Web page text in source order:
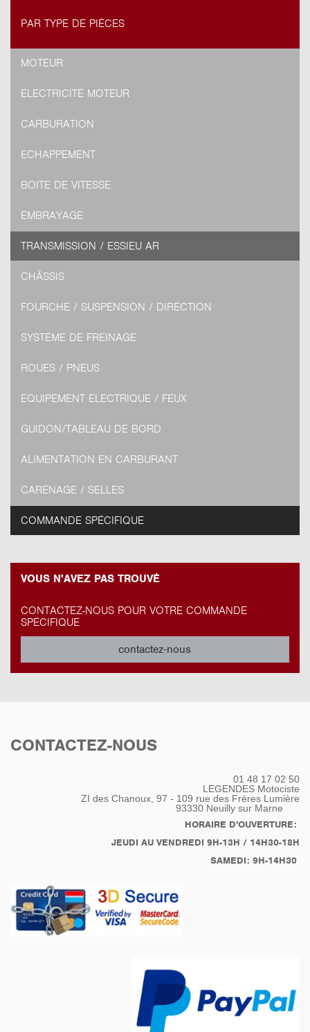
PAR TYPE DE PIÈCES
MOTEUR
ELECTRICITÉ MOTEUR
CARBURATION
ECHAPPEMENT
BOITE DE VITESSE
EMBRAYAGE
TRANSMISSION / ESSIEU AR
CHÂSSIS
FOURCHE / SUSPENSION / DIRECTION
SYSTÈME DE FREINAGE
ROUES / PNEUS
EQUIPEMENT ELECTRIQUE / FEUX
GUIDON/TABLEAU DE BORD
ALIMENTATION EN CARBURANT
CARÉNAGE / SELLES
COMMANDE SPÉCIFIQUE
VOUS N'AVEZ PAS TROUVÉ
CONTACTEZ-NOUS POUR VOTRE COMMANDE
SPÉCIFIQUE
contactez-nous
CONTACTEZ-NOUS
01 48 17 02 50
LEGENDES Motociste
ZI des Chanoux, 97 - 109 rue des Frères Lumière
93330 Neuilly sur Marne
HORAIRE D'OUVERTURE:
JEUDI AU VENDREDI 9H-13H / 14H30-18H
SAMEDI: 9H-14H30